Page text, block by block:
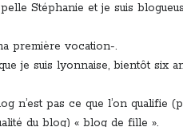
Stéphanie et je suis
première vocation-.
je suis lyonnaise, bientôt six
n’est pas ce que l’on qualifie
du blog) « blog de fille ».